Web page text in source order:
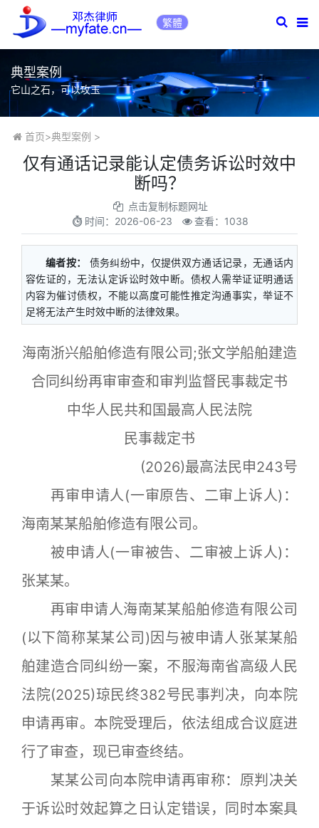
繁體
典型案例
它山之石，可以攻玉
首页>典型案例 >
仅有通话记录能认定债务诉讼时效中
断吗？
点击复制标题网址
时间： 2026-06-23 查看：1038
编者按：
债务纠纷中，仅提供双方通话记录，无通话内
容佐证的，无法认定诉讼时效中断。债权人需举证证明通话
内容为催讨债权，不能以高度可能性推定沟通事实，举证不
足将无法产生时效中断的法律效果。
海南浙兴船舶修造有限公司;张文学船舶建造
合同纠纷再审审查和审判监督民事裁定书
中华人民共和国最高人民法院
民事裁定书
(2026)最高法民申243号
再审申请人(一审原告、二审上诉人)：
海南某某船舶修造有限公司。
被申请人(一审被告、二审被上诉人)：
张某某。
再审申请人海南某某船舶修造有限公司
(以下简称某某公司)因与被申请人张某某船
舶建造合同纠纷一案，不服海南省高级人民
法院(2025)琼民终382号民事判决，向本院
申请再审。本院受理后，依法组成合议庭进
行了审查，现已审查终结。
某某公司向本院申请再审称：原判决关
于诉讼时效起算之日认定错误，同时本案具